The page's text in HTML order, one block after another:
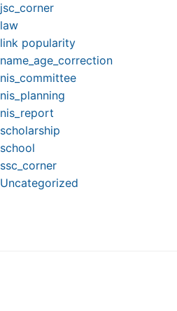
jsc_corner
law
link popularity
name_age_correction
nis_committee
nis_planning
nis_report
scholarship
school
ssc_corner
Uncategorized